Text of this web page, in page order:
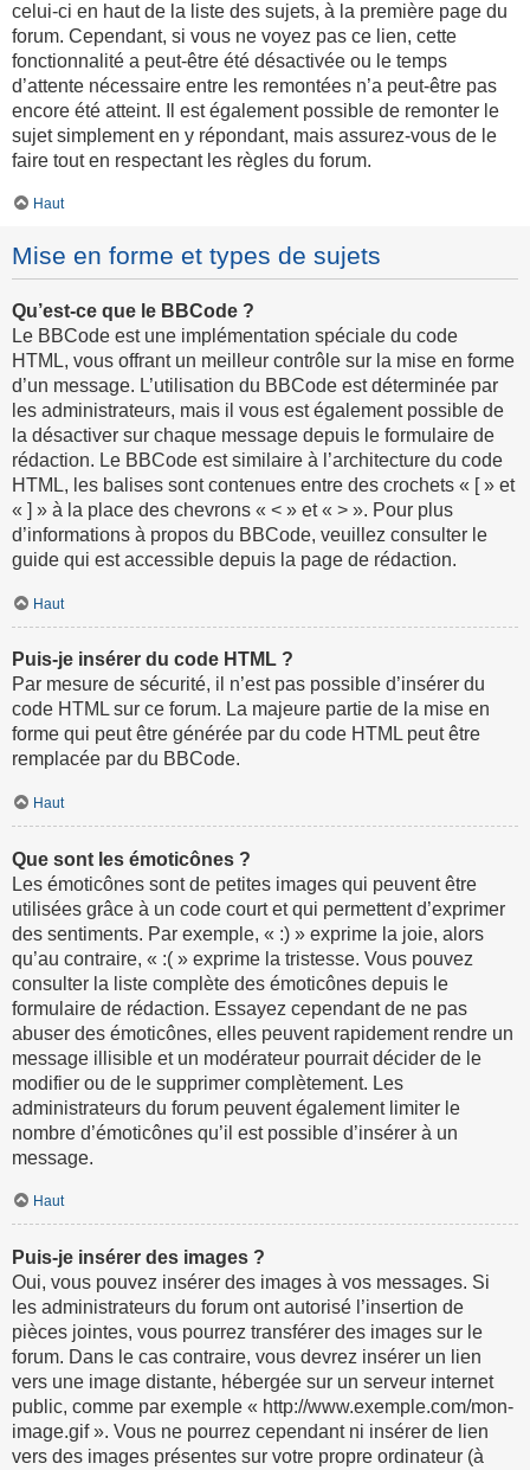
celui-ci en haut de la liste des sujets, à la première page du
forum. Cependant, si vous ne voyez pas ce lien, cette
fonctionnalité a peut-être été désactivée ou le temps
d’attente nécessaire entre les remontées n’a peut-être pas
encore été atteint. Il est également possible de remonter le
sujet simplement en y répondant, mais assurez-vous de le
faire tout en respectant les règles du forum.
Haut
Mise en forme et types de sujets
Qu’est-ce que le BBCode ?
Le BBCode est une implémentation spéciale du code
HTML, vous offrant un meilleur contrôle sur la mise en forme
d’un message. L’utilisation du BBCode est déterminée par
les administrateurs, mais il vous est également possible de
la désactiver sur chaque message depuis le formulaire de
rédaction. Le BBCode est similaire à l’architecture du code
HTML, les balises sont contenues entre des crochets « [ » et
« ] » à la place des chevrons « < » et « > ». Pour plus
d’informations à propos du BBCode, veuillez consulter le
guide qui est accessible depuis la page de rédaction.
Haut
Puis-je insérer du code HTML ?
Par mesure de sécurité, il n’est pas possible d’insérer du
code HTML sur ce forum. La majeure partie de la mise en
forme qui peut être générée par du code HTML peut être
remplacée par du BBCode.
Haut
Que sont les émoticônes ?
Les émoticônes sont de petites images qui peuvent être
utilisées grâce à un code court et qui permettent d’exprimer
des sentiments. Par exemple, « :) » exprime la joie, alors
qu’au contraire, « :( » exprime la tristesse. Vous pouvez
consulter la liste complète des émoticônes depuis le
formulaire de rédaction. Essayez cependant de ne pas
abuser des émoticônes, elles peuvent rapidement rendre un
message illisible et un modérateur pourrait décider de le
modifier ou de le supprimer complètement. Les
administrateurs du forum peuvent également limiter le
nombre d’émoticônes qu’il est possible d’insérer à un
message.
Haut
Puis-je insérer des images ?
Oui, vous pouvez insérer des images à vos messages. Si
les administrateurs du forum ont autorisé l’insertion de
pièces jointes, vous pourrez transférer des images sur le
forum. Dans le cas contraire, vous devrez insérer un lien
vers une image distante, hébergée sur un serveur internet
public, comme par exemple « http://www.exemple.com/mon-
image.gif ». Vous ne pourrez cependant ni insérer de lien
vers des images présentes sur votre propre ordinateur (à